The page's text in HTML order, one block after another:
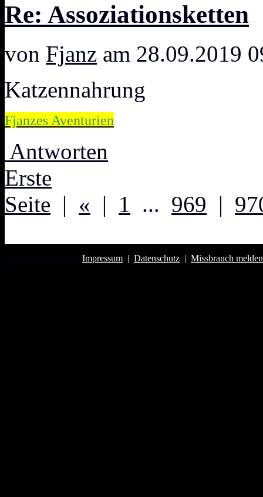
Re: Assoziationsketten
von Fjanz am 28.09.2019
Katzennahrung
Fjanzes Aventurien
Antworten
Erste
Seite | « | 1 ... 969 |
« zurück zum ForumImpressum | Datenschutz | Missbrauch melden